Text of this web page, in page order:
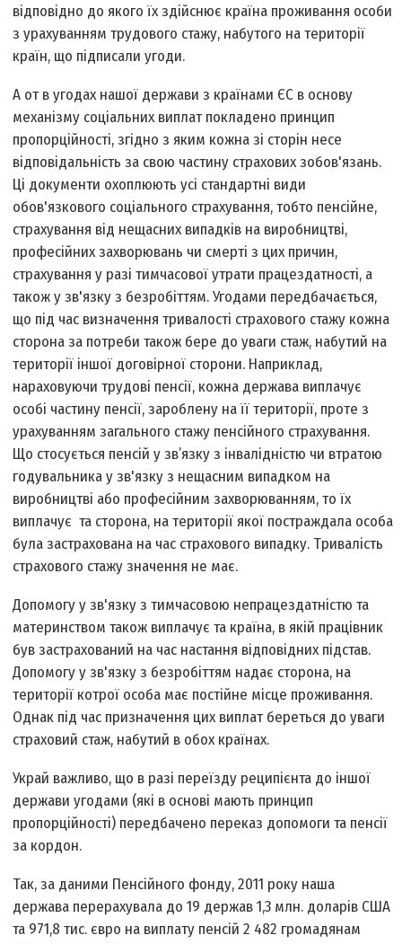
відповідно до якого їх здійснює країна проживання особи
з урахуванням трудового стажу, набутого на території
країн, що підписали угоди.
А от в угодах нашої держави з країнами ЄС в основу
механізму соціальних виплат покладено принцип
пропорційності, згідно з яким кожна зі сторін несе
відповідальність за свою частину страхових зобов'язань.
Ці документи охоплюють усі стандартні види
обов'язкового соціального страхування, тобто пенсійне,
страхування від нещасних випадків на виробництві,
професійних захворювань чи смерті з цих причин,
страхування у разі тимчасової утрати працездатності, а
також у зв'язку з безробіттям. Угодами передбачається,
що під час визначення тривалості страхового стажу кожна
сторона за потреби також бере до уваги стаж, набутий на
території іншої договірної сторони. Наприклад,
нараховуючи трудові пенсії, кожна держава виплачує
особі частину пенсії, зароблену на її території, проте з
урахуванням загального стажу пенсійного страхування.
Що стосується пенсій у зв’язку з інвалідністю чи втратою
годувальника у зв'язку з нещасним випадком на
виробництві або професійним захворюванням, то їх
виплачує та сторона, на території якої постраждала особа
була застрахована на час страхового випадку. Тривалість
страхового стажу значення не має.
Допомогу у зв'язку з тимчасовою непрацездатністю та
материнством також виплачує та країна, в якій працівник
був застрахований на час настання відповідних підстав.
Допомогу у зв'язку з безробіттям надає сторона, на
території котрої особа має постійне місце проживання.
Однак під час призначення цих виплат береться до уваги
страховий стаж, набутий в обох країнах.
Украй важливо, що в разі переїзду реципієнта до іншої
держави угодами (які в основі мають принцип
пропорційності) передбачено переказ допомоги та пенсії
за кордон.
Так, за даними Пенсійного фонду, 2011 року наша
держава перерахувала до 19 держав 1,3 млн. доларів США
та 971,8 тис. євро на виплату пенсій 2 482 громадянам